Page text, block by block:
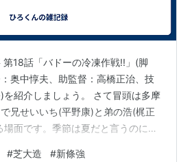
18話「バドーの冷凍作戦!!」(脚
奥中惇夫、助監督：高橋正治、技
紹介しましょう。 さて冒頭は多摩
兄せいいち(平野康)と弟の浩(梶正
面です。季節は夏だと言うのに、
#芝大造 #新條強